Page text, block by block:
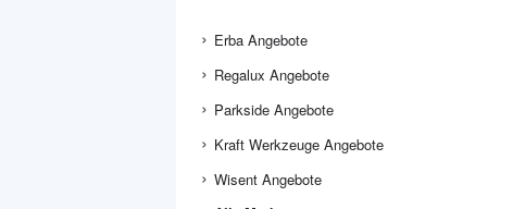
Erba Angebote
Regalux Angebote
Parkside Angebote
Kraft Werkzeuge Angebote
Wisent Angebote